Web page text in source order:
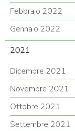
Febbraio 2022
Gennaio 2022
2021
Dicembre 2021
Novembre 2021
Ottobre 2021
Settembre 2021